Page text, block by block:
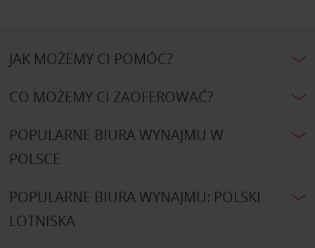
JAK MOŻEMY CI POMÓC?
CO MOŻEMY CI ZAOFEROWAĆ?
POPULARNE BIURA WYNAJMU W
POLSCE
POPULARNE BIURA WYNAJMU: POLSKI
LOTNISKA